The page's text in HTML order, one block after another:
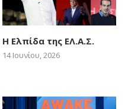
Η Ελπίδα της ΕΛ.Α.Σ.
14 Ιουνίου, 2026